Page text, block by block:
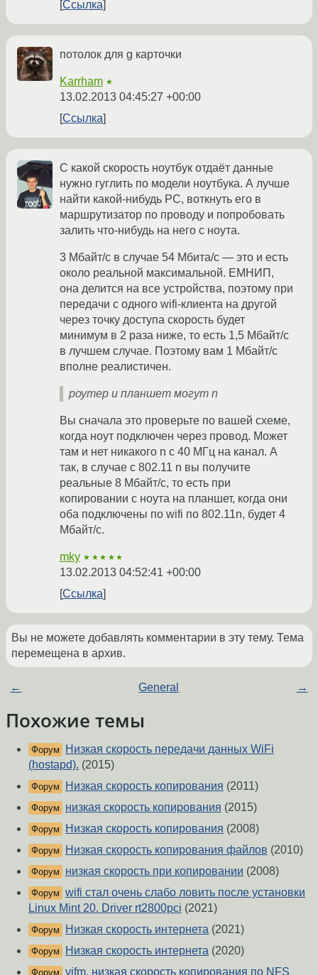
Ссылка
потолок для g карточки
Karrham ★
13.02.2013 04:45:27 +00:00
Ссылка
С какой скорость ноутбук отдаёт данные
нужно гуглить по модели ноутбука. А лучше
найти какой-нибудь PC, воткнуть его в
маршрутизатор по проводу и попробовать
залить что-нибудь на него с ноута.
3 Мбайт/с в случае 54 Мбита/с — это и есть
около реальной максимальной. ЕМНИП,
она делится на все устройства, поэтому при
передачи с одного wifi-клиента на другой
через точку доступа скорость будет
минимум в 2 раза ниже, то есть 1,5 Мбайт/с
в лучшем случае. Поэтому вам 1 Мбайт/с
вполне реалистичен.
роутер и планшет могут n
Вы сначала это проверьте по вашей схеме,
когда ноут подключен через провод. Может
там и нет никакого n с 40 МГц на канал. А
так, в случае с 802.11 n вы получите
реальные 8 Мбайт/с, то есть при
копировании с ноута на планшет, когда они
оба подключены по wifi по 802.11n, будет 4
Мбайт/с.
mky ★★★★★
13.02.2013 04:52:41 +00:00
Ссылка
Вы не можете добавлять комментарии в эту тему. Тема
перемещена в архив.
← General →
Похожие темы
Форум
Низкая скорость передачи данных WiFi
(hostapd). (2015)
Форум Низкая скорость копирования (2011)
Форум низкая скорость копирования (2015)
Форум Низкая скорость копирования (2008)
Форум Низкая скорость копирования файлов (2010)
Форум низкая скорость при копировании (2008)
Форум wifi стал очень слабо ловить после установки
Linux Mint 20. Driver rt2800pci (2021)
Форум Низкая скорость интернета (2021)
Форум Низкая скорость интернета (2020)
Форум vifm, низкая скорость копирования по NFS